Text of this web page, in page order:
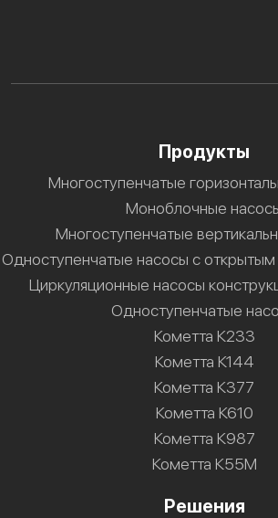
Продукты
Многоступенчатые
Моноблочные
Многоступенчатые
Одноступенчатые насосы с
Циркуляционные насосы
Одноступенчатые
Кометта К233
Кометта К144
Кометта К377
Кометта К610
Кометта К987
Кометта К55М
Решения